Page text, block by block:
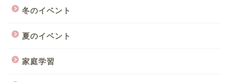
冬のイベント
夏のイベント
家庭学習